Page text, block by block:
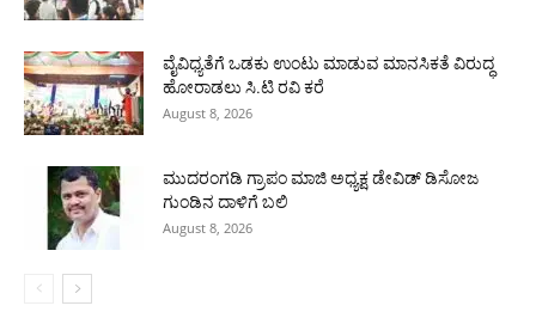
ವೈವಿಧ್ಯತೆಗೆ ಒಡಕು ಉಂಟು ಮಾಡುವ ಮಾನಸಿಕತೆ ವಿರುದ್ಧ
ಹೋರಾಡಲು ಸಿ.ಟಿ ರವಿ ಕರೆ
August 8, 2026
ಮುದರಂಗಡಿ ಗ್ರಾಪಂ ಮಾಜಿ ಅಧ್ಯಕ್ಷ ಡೇವಿಡ್ ಡಿಸೋಜ
ಗುಂಡಿನ ದಾಳಿಗೆ ಬಲಿ
August 8, 2026